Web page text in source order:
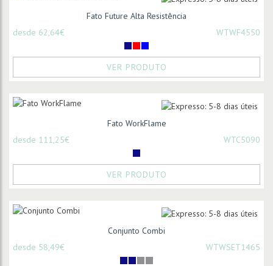
Fato Future Alta Resistência
desde 62,64€
WTWF4550
VER PRODUTO
Fato WorkFlame
desde 111,25€
WTC5090
VER PRODUTO
Conjunto Combi
desde 58,49€
WTWSET1465